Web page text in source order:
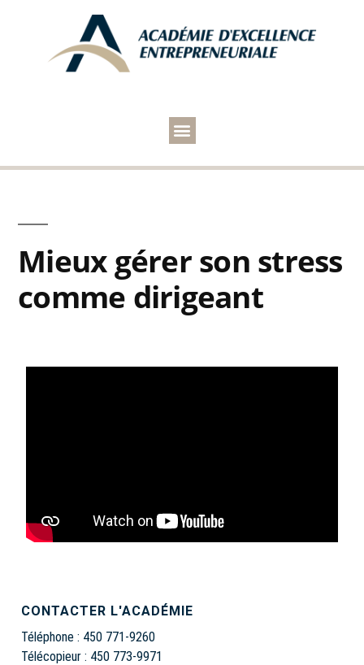
Mieux gérer son stress
comme dirigeant
CONTACTER L'ACADÉMIE
Téléphone : 450 771-9260
Télécopieur : 450 773-9971